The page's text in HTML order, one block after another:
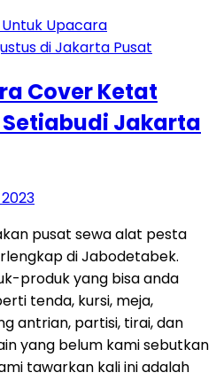
Cover Ketat
Jakarta
pusat sewa alat pesta
di Jabodetabek.
produk yang bisa anda
tenda, kursi, meja,
antrian, partisi, tirai, dan
yang belum kami sebutkan
tawarkan kali ini adalah